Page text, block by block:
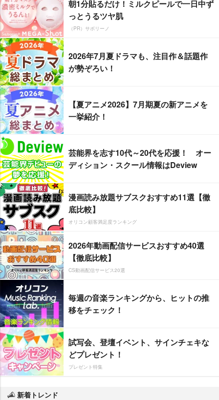
朝1分貼るだけ！ミルクピールで一日中ず
っとうるツヤ肌
（PR）サボリーノ
2026年7月夏ドラマも、注目作＆話題作
が勢ぞろい！
【夏アニメ2026】7月期夏の新アニメを
一挙紹介！
芸能界を志す10代～20代を応援！ オー
ディション・スクール情報はDeview
漫画読み放題サブスクおすすめ11選【徹
底比較】
オリコン顧客満足度ランキング
2026年動画配信サービスおすすめ40選
【徹底比較】
CS動画配信サービス20選
毎週の音楽ランキングから、ヒットの推
移をチェック！
試写会、登壇イベント、サインチェキな
どプレゼント！
プレゼント特集
新着トレンド